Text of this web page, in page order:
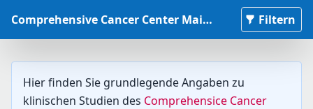
Comprehensive Cancer Center Mainfranken Studiendatenbank Filtern
Hier finden Sie grundlegende Angaben zu
klinischen Studien des Comprehensice Cancer